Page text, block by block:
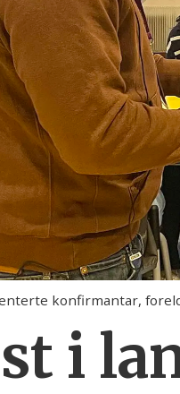
konfirmantar,
i